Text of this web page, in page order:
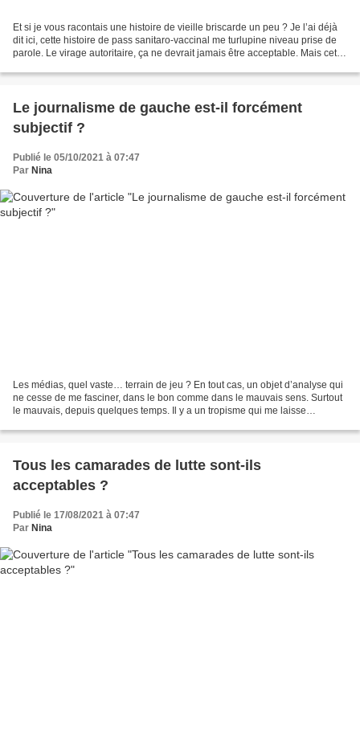
Et si je vous racontais une histoire de vieille briscarde un peu ? Je l’ai déjà
dit ici, cette histoire de pass sanitaro-vaccinal me turlupine niveau prise de
parole. Le virage autoritaire, ça ne devrait jamais être acceptable. Mais cette
Le journalisme de gauche est-il forcément
subjectif ?
Publié le 05/10/2021 à 07:47
Par Nina
Les médias, quel vaste… terrain de jeu ? En tout cas, un objet d’analyse qui
ne cesse de me fasciner, dans le bon comme dans le mauvais sens. Surtout
le mauvais, depuis quelques temps. Il y a un tropisme qui me laisse
Tous les camarades de lutte sont-ils
acceptables ?
Publié le 17/08/2021 à 07:47
Par Nina